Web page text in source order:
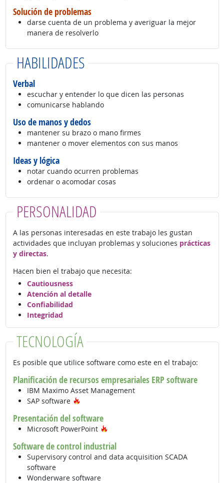
Solución de problemas
darse cuenta de un problema y averiguar la mejor
manera de resolverlo
HABILIDADES
Verbal
escuchar y entender lo que dicen las personas
comunicarse hablando
Uso de manos y dedos
mantener su brazo o mano firmes
mantener o mover elementos con sus manos
Ideas y lógica
notar cuando ocurren problemas
ordenar o acomodar cosas
PERSONALIDAD
A las personas interesadas en este trabajo les gustan
actividades que incluyan problemas y soluciones prácticas
y directas.
Hacen bien el trabajo que necesita:
Cautiousness
Atención al detalle
Confiabilidad
Integridad
TECNOLOGÍA
Es posible que utilice software como este en el trabajo:
Planificación de recursos empresariales ERP software
IBM Maximo Asset Management
SAP software
Presentación del software
Microsoft PowerPoint
Software de control industrial
Supervisory control and data acquisition SCADA
software
Wonderware software